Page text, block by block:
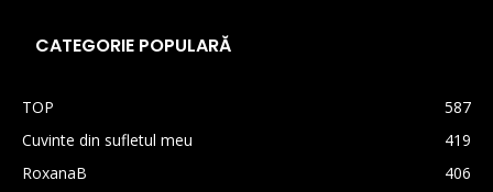
CATEGORIE POPULARĂ
TOP
587
Cuvinte din sufletul meu
419
RoxanaB
406